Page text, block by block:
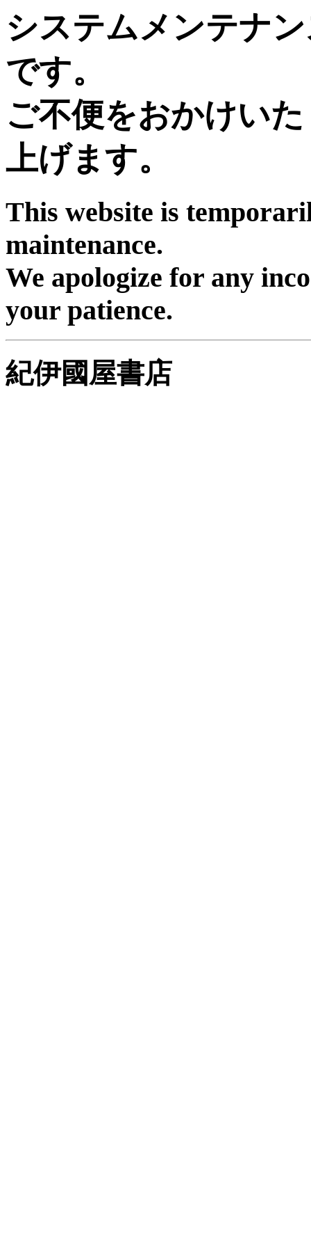
システムメンテナ
です。
ご不便をおかけい
上げます。
This website is
maintenance.
We apologize for any
your patience.
紀伊國屋書店